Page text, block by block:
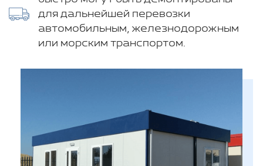
для дальнейшей перевозки
автомобильным, железнодорожным
или морским транспортом.